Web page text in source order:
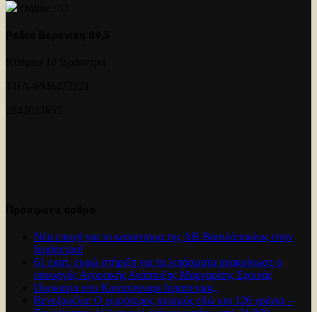
Νέα εποχή για το καταστημα της ΑΒ Βασιλόπουλος στην
Ιεράπετρα!
61 εκατ. ευρώ στήριξη για τα λιπάσματα ανακοίνωσε ο
υπουργός Αγροτικής Ανάπτυξης Μαργαρίτης Σχοινάς
Πυρκαγια στο Κουτσουναρι Ιεραπετρας.
Βενεζουέλα: Ο χειρότερος σεισμός εδώ και 126 χρόνια –